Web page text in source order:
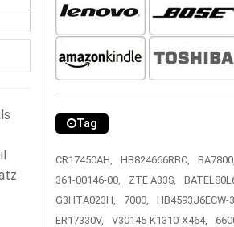
Tag
CR17450AH, HB824666RBC, BA7800,
361-00146-00,
ZTE A33S,
G3HTA023H,
7000, HB4593J6ECW-
ER17330V,
V30145-K1310-X464,